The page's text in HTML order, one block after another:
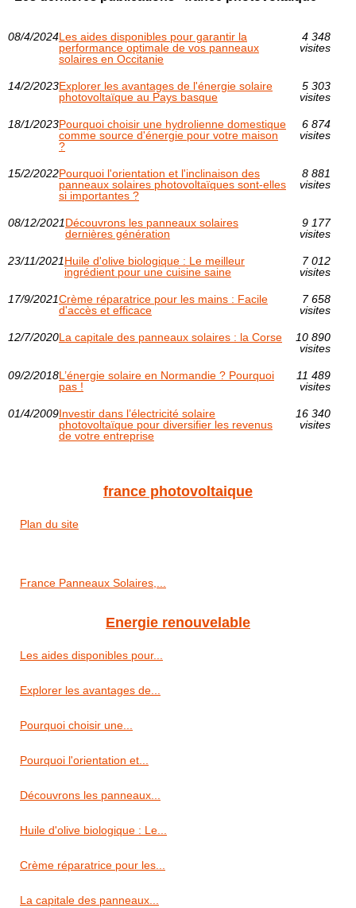
08/4/2024Les aides disponibles pour garantir la
performance optimale de vos panneaux
solaires en Occitanie
4 348
visites
14/2/2023Explorer les avantages de l'énergie solaire
photovoltaïque au Pays basque
5 303
visites
18/1/2023Pourquoi choisir une hydrolienne domestique
comme source d'énergie pour votre maison
?
6 874
visites
15/2/2022Pourquoi l'orientation et l'inclinaison des
panneaux solaires photovoltaïques sont-elles
si importantes ?
8 881
visites
08/12/2021Découvrons les panneaux solaires
dernières génération
9 177
visites
23/11/2021Huile d'olive biologique : Le meilleur
ingrédient pour une cuisine saine
7 012
visites
17/9/2021Crème réparatrice pour les mains : Facile
d'accès et efficace
7 658
visites
12/7/2020La capitale des panneaux solaires : la Corse
10 890
visites
09/2/2018L’énergie solaire en Normandie ? Pourquoi
pas !
11 489
visites
01/4/2009Investir dans l’électricité solaire
photovoltaïque pour diversifier les revenus
de votre entreprise
16 340
visites
france photovoltaique
Plan du site
France Panneaux Solaires,...
Energie renouvelable
Les aides disponibles pour...
Explorer les avantages de...
Pourquoi choisir une...
Pourquoi l'orientation et...
Découvrons les panneaux...
Huile d'olive biologique : Le...
Crème réparatrice pour les...
La capitale des panneaux...